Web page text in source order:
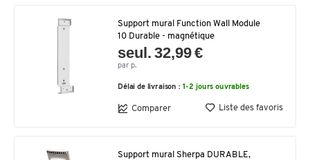
Support mural Function Wall Module
10 Durable - magnétique
seul. 32,99 €
par p.
Délai de livraison : 1-2 jours ouvrables
Comparer Liste des favoris
Support mural Sherpa DURABLE,